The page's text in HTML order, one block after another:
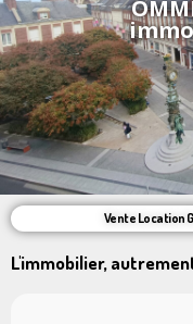
Vente Location
L'immobilier,